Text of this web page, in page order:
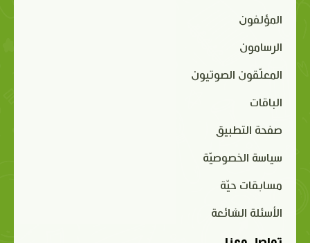
المؤلفون
الرسامون
المعلّقون الصوتيون
الباقات
صفحة التطبيق
سياسة الخصوصيّة
مسابقات حيّة
الأسئلة الشائعة